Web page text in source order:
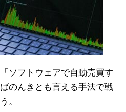
ソフトウェアで自動売買す
のんきとも言える手法で戦
。